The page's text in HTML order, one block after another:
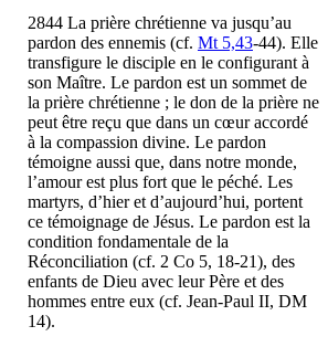
2844 La prière chrétienne va jusqu’au
pardon des ennemis (cf. Mt 5,43-44). Elle
transfigure le disciple en le configurant à
son Maître. Le pardon est un sommet de
la prière chrétienne ; le don de la prière ne
peut être reçu que dans un cœur accordé
à la compassion divine. Le pardon
témoigne aussi que, dans notre monde,
l’amour est plus fort que le péché. Les
martyrs, d’hier et d’aujourd’hui, portent
ce témoignage de Jésus. Le pardon est la
condition fondamentale de la
Réconciliation (cf. 2 Co 5, 18-21), des
enfants de Dieu avec leur Père et des
hommes entre eux (cf. Jean-Paul II, DM
14).